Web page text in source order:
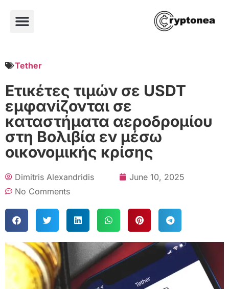
Tether
Ετικέτες τιμών σε USDT
εμφανίζονται σε
καταστήματα αεροδρομίου
στη Βολιβία εν μέσω
οικονομικής κρίσης
Dimitris Alexandridis
June 10, 2025
No Comments